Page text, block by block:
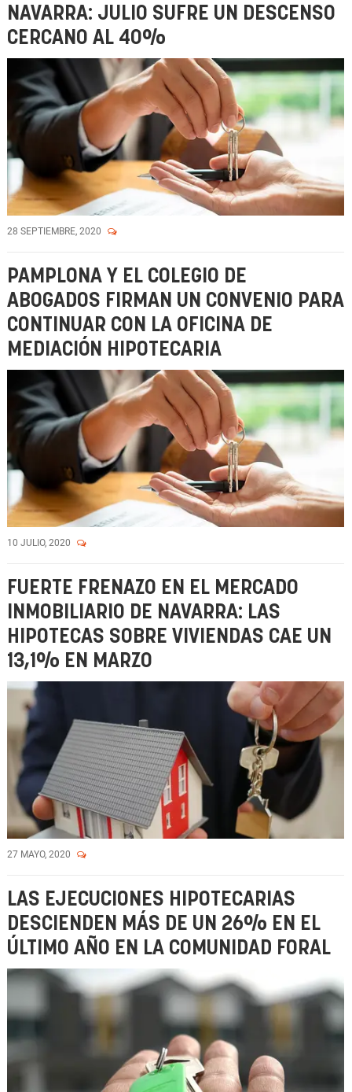
NAVARRA: JULIO SUFRE UN DESCENSO
CERCANO AL 40%
28 SEPTIEMBRE, 2020
PAMPLONA Y EL COLEGIO DE
ABOGADOS FIRMAN UN CONVENIO PARA
CONTINUAR CON LA OFICINA DE
MEDIACIÓN HIPOTECARIA
10 JULIO, 2020
FUERTE FRENAZO EN EL MERCADO
INMOBILIARIO DE NAVARRA: LAS
HIPOTECAS SOBRE VIVIENDAS CAE UN
13,1% EN MARZO
27 MAYO, 2020
LAS EJECUCIONES HIPOTECARIAS
DESCIENDEN MÁS DE UN 26% EN EL
ÚLTIMO AÑO EN LA COMUNIDAD FORAL